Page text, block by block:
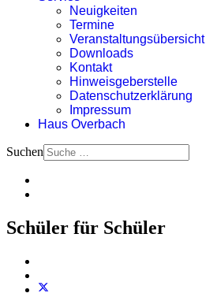
Neuigkeiten
Termine
Veranstaltungsübersicht
Downloads
Kontakt
Hinweisgeberstelle
Datenschutzerklärung
Impressum
Haus Overbach
Suchen
Schüler für Schüler